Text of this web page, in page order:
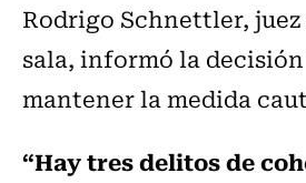
Rodrigo Schnettler,
sala, informó la
mantener la medida
“Hay tres delitos de